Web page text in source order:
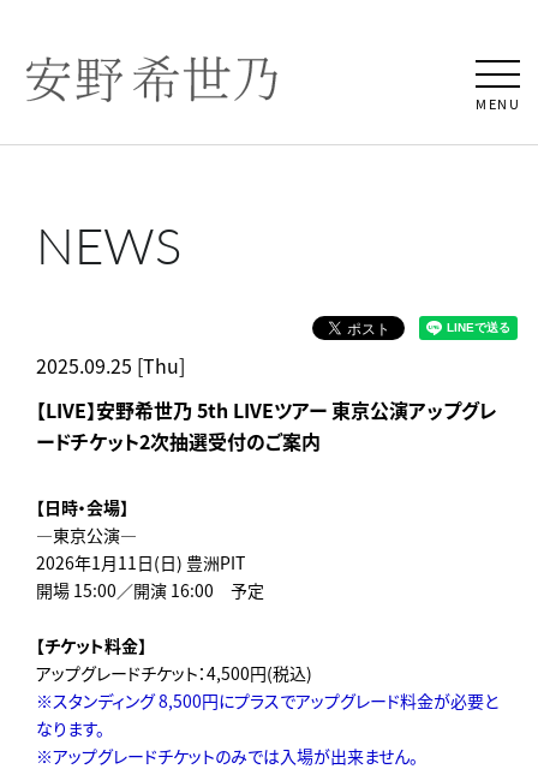
MENU
NEWS
2025.09.25 [Thu]
【LIVE】安野希世乃 5th LIVEツアー 東京公演アップグレ
ードチケット2次抽選受付のご案内
【日時・会場】
―東京公演―
2026年1月11日(日) 豊洲PIT
開場 15:00／開演 16:00 予定
【チケット料金】
アップグレードチケット：4,500円(税込)
※スタンディング 8,500円にプラスでアップグレード料金が必要と
なります。
※アップグレードチケットのみでは入場が出来ません。